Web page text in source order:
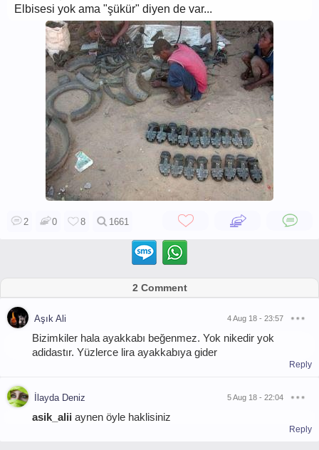
Elbisesi yok ama "şükür" diyen de var...
2 0 8 1661
2 Comment
Aşık Ali 4 Aug 18 - 23:57
Bizimkiler hala ayakkabı beğenmez. Yok nikedir yok
adidastır. Yüzlerce lira ayakkabıya gider
Reply
İlayda Deniz 5 Aug 18 - 22:04
asik_alii aynen öyle haklisiniz
Reply